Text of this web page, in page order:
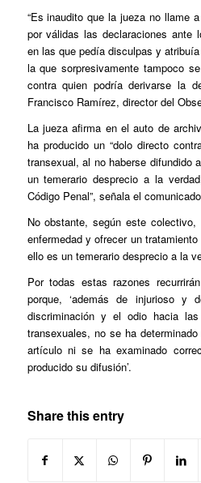
“Es inaudito que la jueza no llame
por válidas las declaraciones ante
en las que pedía disculpas y
la que sorpresivamente tampoco
contra quien podría derivarse la
Francisco Ramírez, director del
La jueza afirma en el auto de
ha producido un “dolo directo
transexual, al no haberse difundido
un temerario desprecio a la
Código Penal”, señala el
No obstante, según este colectivo,
enfermedad y ofrecer un
ello es un temerario desprecio a la
Por todas estas razones
porque, ‘además de injurioso y
discriminación y el odio hacia
transexuales, no se ha
artículo ni se ha examinado
producido su difusión’.
Share this entry